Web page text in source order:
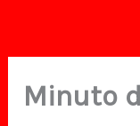
Minuto